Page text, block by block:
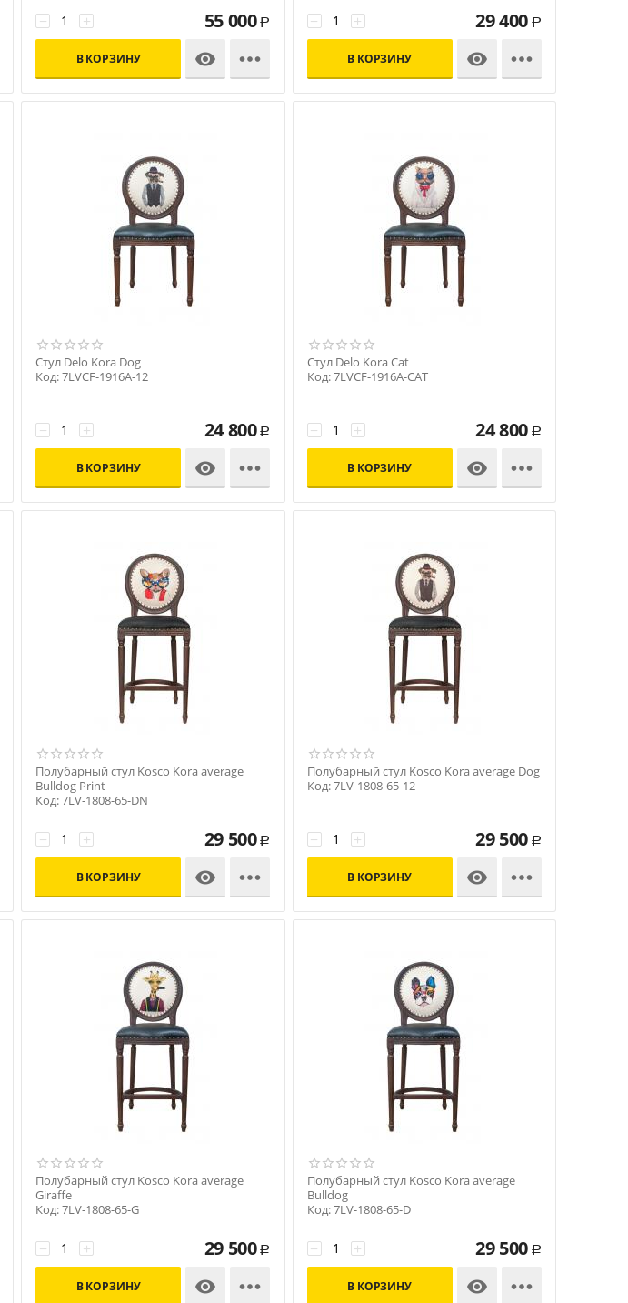
+
− 55 000 Р
В КОРЗИНУ 

+
− 29 400 Р
В КОРЗИНУ 

Стул Delo Kora Dog
Код: 7LVCF-1916A-12
+
− 24 800 Р
В КОРЗИНУ 

Стул Delo Kora Cat
Код: 7LVCF-1916A-CAT
+
− 24 800 Р
В КОРЗИНУ 

Полубарный стул Kosco Kora average
Bulldog Print
Код: 7LV-1808-65-DN
+
− 29 500 Р
В КОРЗИНУ 

Полубарный стул Kosco Kora average Dog
Код: 7LV-1808-65-12
+
− 29 500 Р
В КОРЗИНУ 

Полубарный стул Kosco Kora average
Giraffe
Код: 7LV-1808-65-G
+
− 29 500 Р
В КОРЗИНУ 

Полубарный стул Kosco Kora average
Bulldog
Код: 7LV-1808-65-D
+
− 29 500 Р
В КОРЗИНУ 
